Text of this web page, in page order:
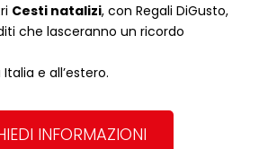
Cesti natalizi, con Regali DiGusto,
che lasceranno un ricordo
e all’estero.
INFORMAZIONI